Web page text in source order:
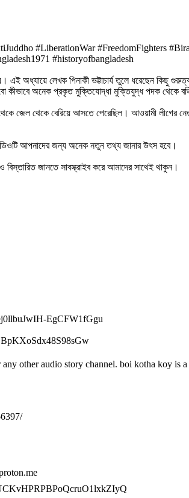
#LiberationWar #FreedomFighters
#historyofbangladesh
লেখক পিনাকী ভট্টাচার্য তুলে ধরেছেন কিছু
কীভাবে অনেক প্রকৃত মুক্তিযোদ্ধা মুক্তিযুদ্ধ পদক থেকে
থেকে বেরিয়ে আসতে পেরেছিল। আওয়ামী লীগের
আপনাদের জন্য অনেক নতুন তথ্য জানার উৎস হবে।
জানতে সাবস্ক্রাইব করে আমাদের সাথেই থাকুন।
EgCFW1fGgu
other audio story channel. boi kotha koy is